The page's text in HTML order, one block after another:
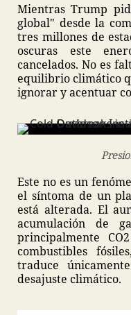
Mientras Trump
global" desde la
tres millones de
oscuras este
cancelados. No es
equilibrio climático
ignorar y acentuar
Este no es un
el síntoma de un
está alterada. El
acumulación de
principalmente
combustibles
traduce
desajuste climático.